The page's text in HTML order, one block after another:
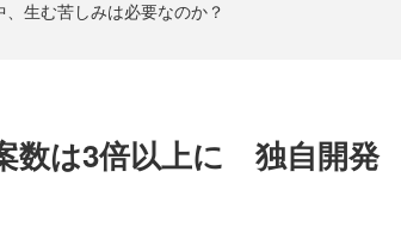
生む苦しみは必要なのか？
数は3倍以上に 独自開発